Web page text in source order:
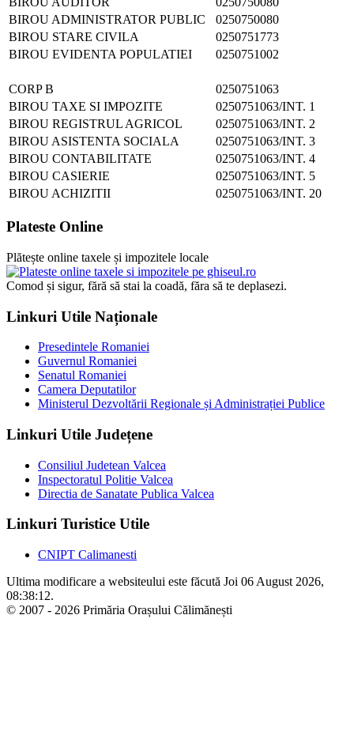
BIROU ADMINISTRATOR PUBLIC
0250750080
BIROU STARE CIVILA
0250751773
BIROU EVIDENTA POPULATIEI
0250751002
CORP B
0250751063
BIROU TAXE SI IMPOZITE
0250751063/INT. 1
BIROU REGISTRUL AGRICOL
0250751063/INT. 2
BIROU ASISTENTA SOCIALA
0250751063/INT. 3
BIROU CONTABILITATE
0250751063/INT. 4
BIROU CASIERIE
0250751063/INT. 5
BIROU ACHIZITII
0250751063/INT. 20
Plateste Online
Plătește online taxele și impozitele locale
Comod și sigur, fără să stai la coadă, făra să te deplasezi.
Linkuri Utile Naționale
Presedintele Romaniei
Guvernul Romaniei
Senatul Romaniei
Camera Deputatilor
Ministerul Dezvoltării Regionale și Administrației Publice
Linkuri Utile Județene
Consiliul Judetean Valcea
Inspectoratul Politie Valcea
Directia de Sanatate Publica Valcea
Linkuri Turistice Utile
CNIPT Calimanesti
Ultima modificare a websiteului este făcută Joi 06 August 2026,
08:38:12.
© 2007 - 2026 Primăria Orașului Călimănești